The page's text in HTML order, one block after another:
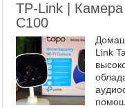
TP-Link |
C100
Link